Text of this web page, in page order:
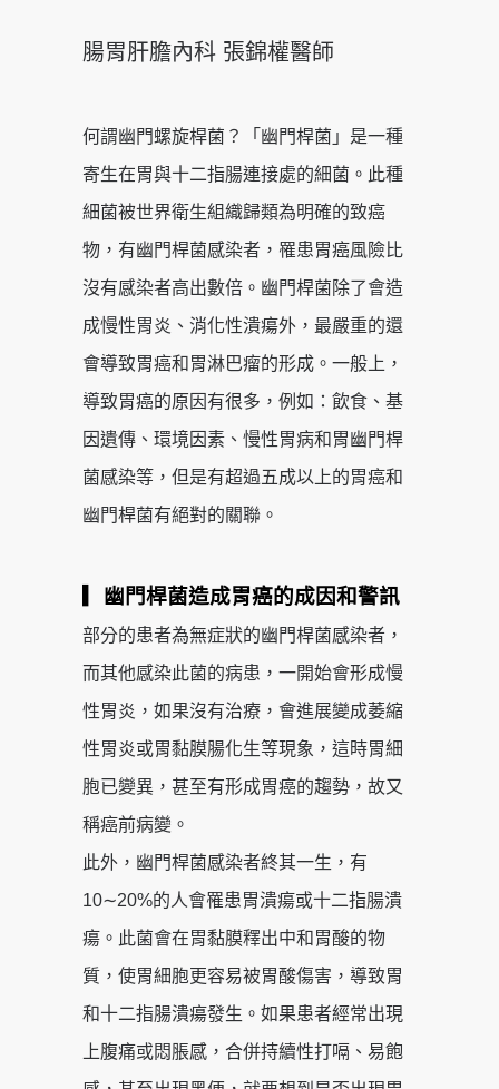
腸胃肝膽內科 張錦權醫師
何謂幽門螺旋桿菌？「幽門桿菌」是一種
寄生在胃與十二指腸連接處的細菌。此種
細菌被世界衛生組織歸類為明確的致癌
物，有幽門桿菌感染者，罹患胃癌風險比
沒有感染者高出數倍。幽門桿菌除了會造
成慢性胃炎、消化性潰瘍外，最嚴重的還
會導致胃癌和胃淋巴瘤的形成。一般上，
導致胃癌的原因有很多，例如：飲食、基
因遺傳、環境因素、慢性胃病和胃幽門桿
菌感染等，但是有超過五成以上的胃癌和
幽門桿菌有絕對的關聯。
▎幽門桿菌造成胃癌的成因和警訊
部分的患者為無症狀的幽門桿菌感染者，
而其他感染此菌的病患，一開始會形成慢
性胃炎，如果沒有治療，會進展變成萎縮
性胃炎或胃黏膜腸化生等現象，這時胃細
胞已變異，甚至有形成胃癌的趨勢，故又
稱癌前病變。
此外，幽門桿菌感染者終其一生，有
10∼20%的人會罹患胃潰瘍或十二指腸潰
瘍。此菌會在胃黏膜釋出中和胃酸的物
質，使胃細胞更容易被胃酸傷害，導致胃
和十二指腸潰瘍發生。如果患者經常出現
上腹痛或悶脹感，合併持續性打嗝、易飽